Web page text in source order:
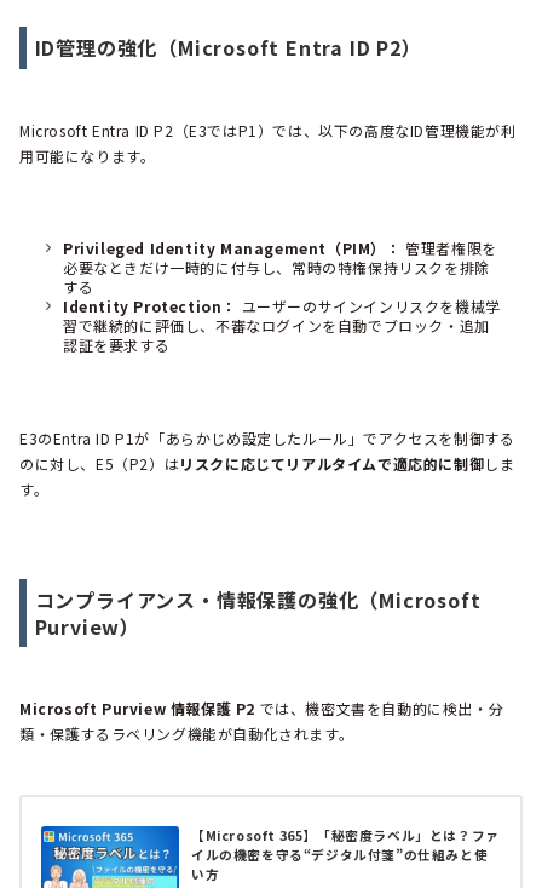
ID管理の強化（Microsoft Entra ID P2）
Microsoft Entra ID P2（E3ではP1）では、以下の高度なID管理機能が利
用可能になります。
Privileged Identity Management（PIM）： 管理者権限を
必要なときだけ一時的に付与し、常時の特権保持リスクを排除
する
Identity Protection：
ユーザーのサインインリスクを機械学
習で継続的に評価し、不審なログインを自動でブロック・追加
認証を要求する
E3のEntra ID P1が「あらかじめ設定したルール」でアクセスを制御する
のに対し、E5（P2）はリスクに応じてリアルタイムで適応的に制御しま
す。
コンプライアンス・情報保護の強化（Microsoft
Purview）
Microsoft Purview 情報保護 P2 では、機密文書を自動的に検出・分
類・保護するラベリング機能が自動化されます。
【Microsoft 365】「秘密度ラベル」とは？ファ
イルの機密を守る“デジタル付箋”の仕組みと使
い方